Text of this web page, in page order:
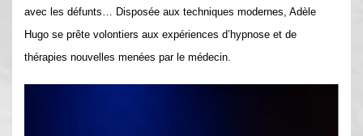
avec les défunts… Disposée aux techniques modernes, Adèle
Hugo se prête volontiers aux expériences d’hypnose et de
thérapies nouvelles menées par le médecin.